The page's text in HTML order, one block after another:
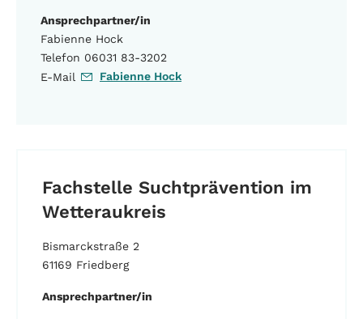
Ansprechpartner/in
Fabienne Hock
Telefon 06031 83-3202
E-Mail
Fabienne Hock
Fachstelle Suchtprävention im
Wetteraukreis
Bismarckstraße 2
61169 Friedberg
Ansprechpartner/in